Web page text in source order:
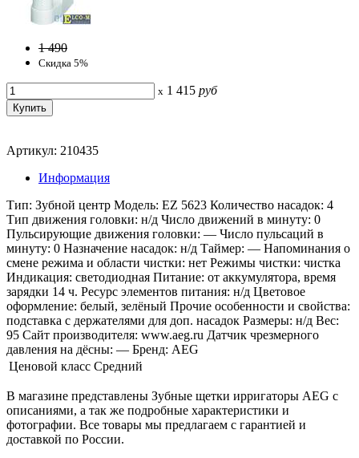
1 490
Скидка 5%
x 1 415 руб
Артикул: 210435
Информация
Тип: Зубной центр Модель: EZ 5623 Количество насадок: 4
Тип движения головки: н/д Число движений в минуту: 0
Пульсирующие движения головки: — Число пульсаций в
минуту: 0 Назначение насадок: н/д Таймер: — Напоминания о
смене режима и области чистки: нет Режимы чистки: чистка
Индикация: светодиодная Питание: от аккумулятора, время
зарядки 14 ч. Ресурс элементов питания: н/д Цветовое
оформление: белый, зелёный Прочие особенности и свойства:
подставка с держателями для доп. насадок Размеры: н/д Вес:
95 Сайт производителя: www.aeg.ru Датчик чрезмерного
давления на дёсны: — Бренд: AEG
Ценовой класс Средний
В магазине представлены Зубные щетки ирригаторы AEG с
описаниями, а так же подробные характеристики и
фотографии. Все товары мы предлагаем с гарантией и
доставкой по России.